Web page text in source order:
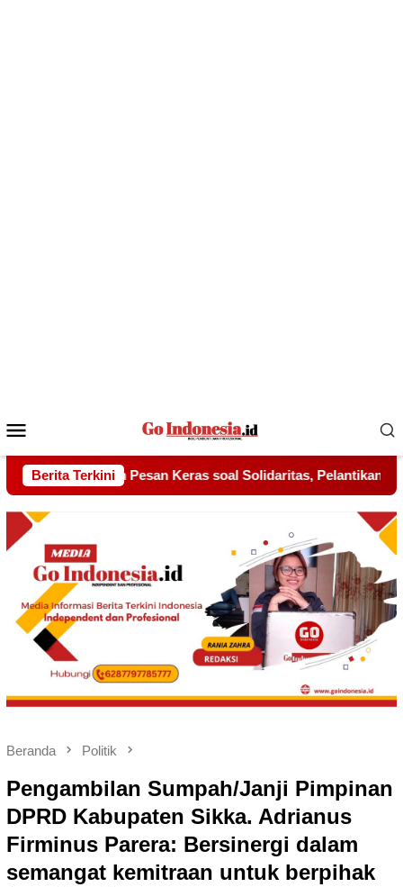
Mobile
Berita Terkini
Pelantikan Sambang Gagak Hitam Jadi Sinyal
Beranda Politik
Pengambilan Sumpah/Janji Pimpinan
DPRD Kabupaten Sikka. Adrianus
Firminus Parera: Bersinergi dalam
semangat kemitraan untuk berpihak